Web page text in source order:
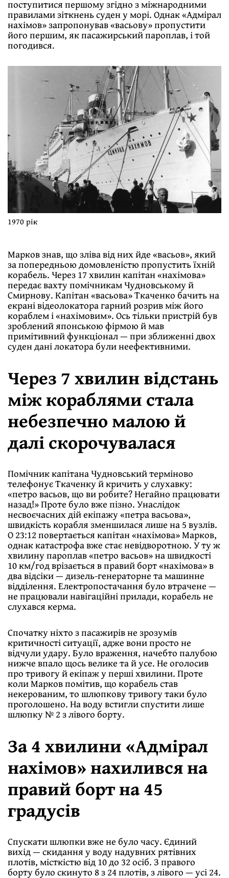
поступитися першому згідно з міжнародними
правилами зіткнень суден у морі. Однак «Адмірал
нахімов» запропонував «васьову» пропустити
його першим, як пасажирський пароплав, і той
погодився.
1970 рік
Марков знав, що зліва від них йде «васьов», який
за попередньою домовленістю пропустить їхній
корабель. Через 17 хвилин капітан «нахімова»
передає вахту помічникам Чудновському й
Смирнову. Капітан «васьова» Ткаченко бачить на
екрані відеолокатора гарний розрив між його
кораблем і «нахімовим». Ось тільки пристрій був
зроблений японською фірмою й мав
примітивний функціонал — при зближенні двох
суден дані локатора були неефективними.
Через 7 хвилин відстань
між кораблями стала
небезпечно малою й
далі скорочувалася
Помічник капітана Чудновський терміново
телефонує Ткаченку й кричить у слухавку:
«петро васьов, що ви робите? Негайно працювати
назад!» Проте було вже пізно. Унаслідок
несвоєчасних дій екіпажу «петра васьова»,
швидкість корабля зменшилася лише на 5 вузлів.
О 23:12 повертається капітан «нахімова» Марков,
однак катастрофа вже стає невідворотною. У ту ж
хвилину пароплав «петро васьов» на швидкості
10 км/год врізається в правий борт «нахімова» в
два відсіки — дизель-генераторне та машинне
відділення. Електропостачання було втрачене —
не працювали навігаційні прилади, корабель не
слухався керма.
Спочатку ніхто з пасажирів не зрозумів
критичності ситуації, адже вони просто не
відчули удару. Було враження, начебто палубою
нижче впало щось велике та й усе. Не оголосив
про тривогу й екіпаж у перші хвилини. Проте
коли Марков помітив, що корабель став
некерованим, то шлюпкову тривогу таки було
проголошено. На воду встигли спустити лише
шлюпку № 2 з лівого борту.
За 4 хвилини «Адмірал
нахімов» нахилився на
правий борт на 45
градусів
Спускати шлюпки вже не було часу. Єдиний
вихід — скидання у воду надувних рятівних
плотів, місткістю від 10 до 32 осіб. З правого
борту було скинуто 8 з 24 плотів, з лівого — усі 24.